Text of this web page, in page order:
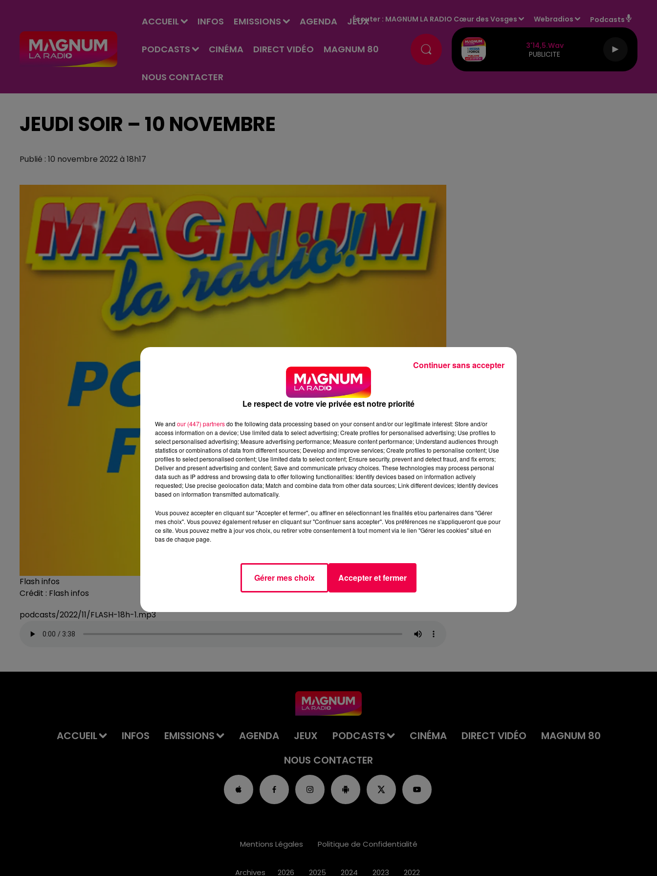
ACCUEIL INFOS EMISSIONS AGENDA JEUX
PODCASTS CINÉMA DIRECT VIDÉO MAGNUM 80
NOUS CONTACTER
Écouter : MAGNUM LA RADIO Cœur des Vosges Webradios Podcasts
3'14,5.wav
PUBLICITE
JEUDI SOIR – 10 NOVEMBRE
Publié : 10 novembre 2022 à 18h17
Flash infos
Crédit : Flash infos
podcasts/2022/11/FLASH-18h-1.mp3
ACCUEIL INFOS EMISSIONS AGENDA JEUX PODCASTS CINÉMA DIRECT VIDÉO
MAGNUM 80
NOUS CONTACTER
Mentions Légales Politique de Confidentialité
Archives 2026 2025 2024 2023 2022
Le respect de votre vie privée est notre priorité
We and our (447) partnersdo the following data processing based on your consent and/or our legitimate interest: Store and/or
access information on a device; Use limited data to select advertising; Create profiles for personalised advertising; Use profiles to
select personalised advertising; Measure advertising performance; Measure content performance; Understand audiences through
statistics or combinations of data from different sources; Develop and improve services; Create profiles to personalise content; Use
profiles to select personalised content; Use limited data to select content; Ensure security, prevent and detect fraud, and fix errors;
Deliver and present advertising and content; Save and communicate privacy choices. These technologies may process personal
data such as IP address and browsing data to offer following functionalities: Identify devices based on information actively
requested; Use precise geolocation data; Match and combine data from other data sources; Link different devices; Identify devices
based on information transmitted automatically.
Vous pouvez accepter en cliquant sur "Accepter et fermer", ou affiner en sélectionnant les finalités et/ou partenaires dans "Gérer
mes choix". Vous pouvez également refuser en cliquant sur "Continuer sans accepter". Vos préférences ne s'appliqueront que pour
ce site. Vous pouvez mettre à jour vos choix, ou retirer votre consentement à tout moment via le lien "Gérer les cookies" situé en
bas de chaque page.
Gérer mes choix Accepter et fermer
Continuer sans accepter